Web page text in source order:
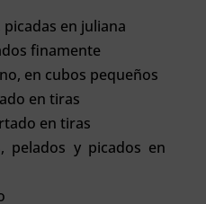
en juliana
finamente
en cubos pequeños
en tiras
en tiras
pelados y picados en